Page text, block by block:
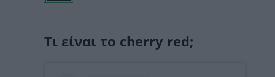
Τι είναι το cherry red;